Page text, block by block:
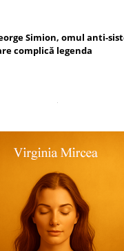
Simion, omul anti-
complică legenda